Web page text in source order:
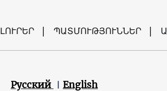
ԼՈՒՐԵՐ ՊԱՏՄՈՒԹՅՈՒՆՆԵՐ
Русский English